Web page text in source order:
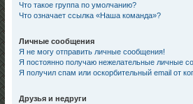
Что такое группа по умолчанию?
Что означает ссылка «Наша команда»?
Личные сообщения
Я не могу отправить личные сообщения!
Я постоянно получаю нежелательные личные
Я получил спам или оскорбительный email от
Друзья и недруги